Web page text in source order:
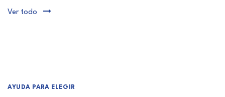
Ver todo
AYUDA PARA ELEGIR